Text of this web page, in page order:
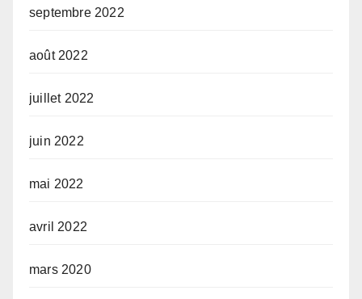
septembre 2022
août 2022
juillet 2022
juin 2022
mai 2022
avril 2022
mars 2020